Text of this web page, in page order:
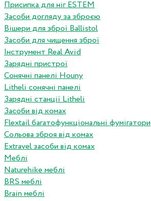
Присипка для ніг ESTEM
Засоби догляду за зброєю
Вішери для зброї Ballistol
Засоби для чищення зброї
Інструмент Real Avid
Зарядні пристрої
Сонячні панелі Houny
Litheli сонячні панелі
Зарядні станції Litheli
Засоби від комах
Flextail багатофункціональні фумігатори
Сольова зброя від комах
Extravel засоби від комах
Меблі
Naturehike меблі
BRS меблі
Brain меблі